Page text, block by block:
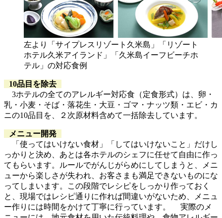
左より「サイプレスリゾート久米島」「リゾート
ホテル久米アイランド」「久米島イーフビーチホ
テル」の対応食例
10品目を除去
3ホテルの全てのアレルギー対応食（定食形式）は、卵・
乳・小麦・そば・落花生・大豆・ゴマ・ナッツ類・エビ・カ
ニの10品目を、２次原材料含めて一括除去しています。
メニュー開発
「使ってはいけない食材」「してはいけないこと」だけし
っかりと決め、あとは各ホテルのシェフに任せて自由に作っ
てもらいます。ルールでがんじがらめにしてしまうと、メニ
ューから楽しさが失われ、お客さまも満足できないものにな
ってしまいます。この段階でレシピをしっかり作っておく
と、現場ではレシピ通りに作れば間違いがないため、メニュ
ー作りには時間をかけて丁寧に行っています。 実際のメ